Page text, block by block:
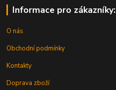
Informace pro zákazníky:
O nás
Obchodní podmínky
Kontakty
Doprava zboží